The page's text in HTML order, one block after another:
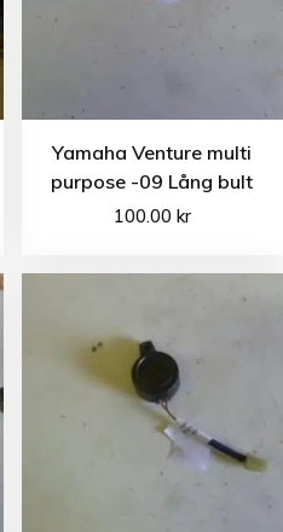
Yamaha Venture multi
purpose -09 Lång bult
100.00 kr